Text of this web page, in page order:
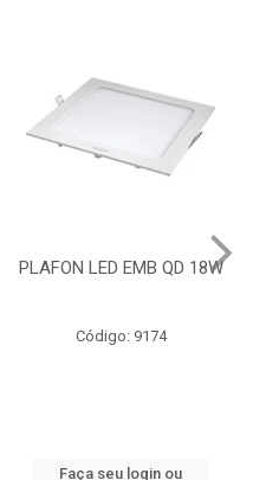
PLAFON LED EMB QD 18W
Código: 9174
Faça seu login ou